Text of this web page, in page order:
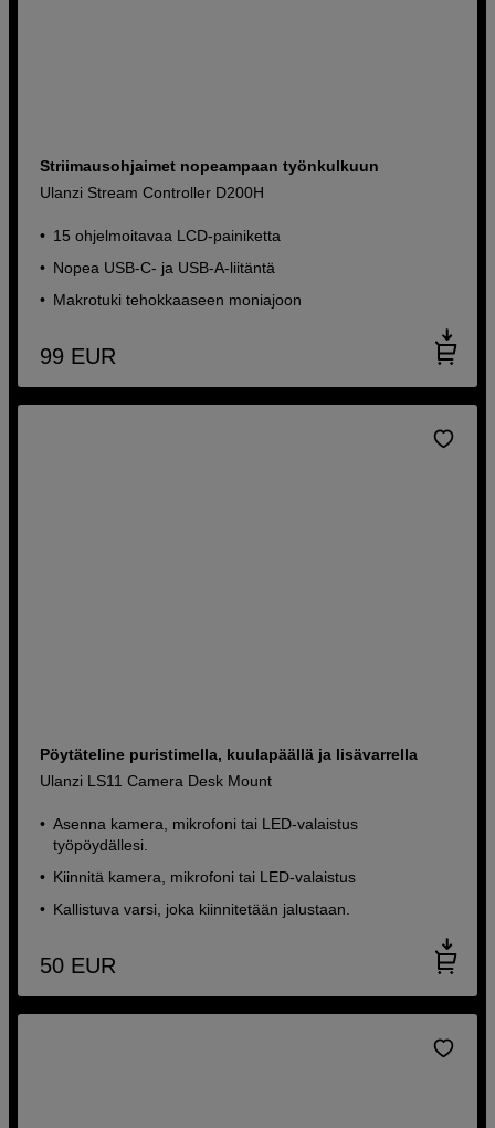
Striimausohjaimet nopeampaan työnkulkuun
Ulanzi Stream Controller D200H
15 ohjelmoitavaa LCD-painiketta
Nopea USB-C- ja USB-A-liitäntä
Makrotuki tehokkaaseen moniajoon
99 EUR
Pöytäteline puristimella, kuulapäällä ja lisävarrella
Ulanzi LS11 Camera Desk Mount
Asenna kamera, mikrofoni tai LED-valaistus
työpöydällesi.
Kiinnitä kamera, mikrofoni tai LED-valaistus
Kallistuva varsi, joka kiinnitetään jalustaan.
50 EUR